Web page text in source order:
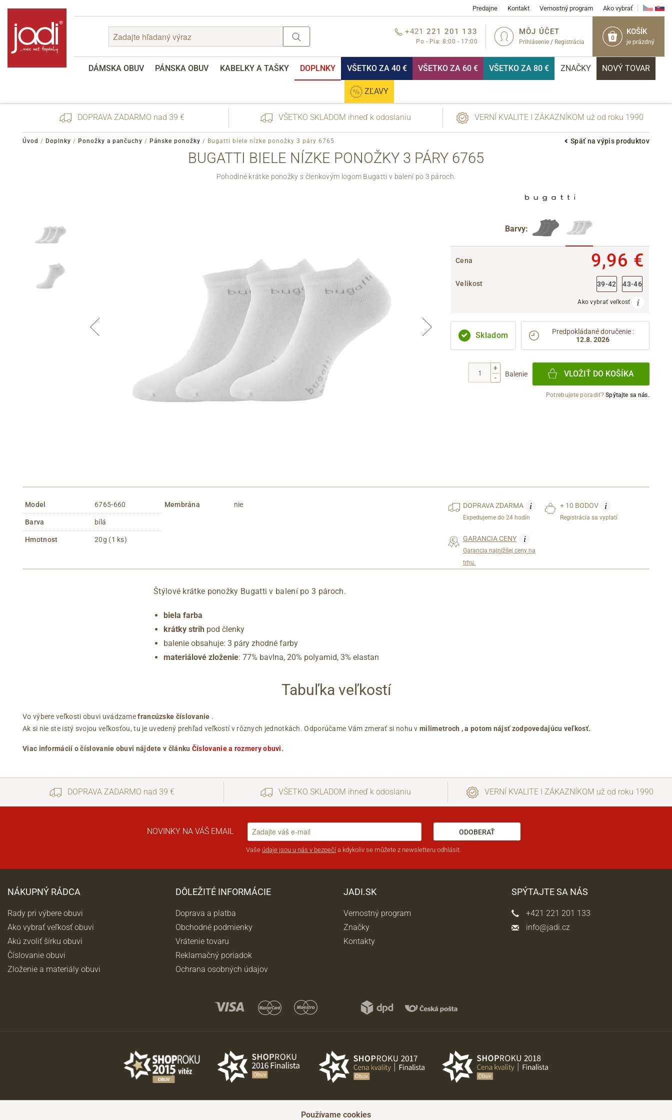
Predajne Kontakt Vernostný program Ako vybrať
0
KOŠÍK
je prázdný
MÔJ ÚČET
Prihlásenie / Registrácia
+421 221 201 133
Po - Pia: 8:00 - 17:00
DÁMSKA OBUV PÁNSKA OBUV KABELKY A TAŠKY DOPLNKY VŠETKO ZA 40 € VŠETKO ZA 60 € VŠETKO ZA 80 € ZNAČKY NOVÝ TOVAR
ZĽAVY
DOPRAVA ZADARMO nad 39 € VŠETKO SKLADOM ihneď k odoslaniu VERNÍ KVALITE I ZÁKAZNÍKOM už od roku 1990
Späť na výpis produktov
Úvod / Doplnky / Ponožky a pančuchy / Pánske ponožky / Bugatti biele nízke ponožky 3 páry 6765
BUGATTI BIELE NÍZKE PONOŽKY 3 PÁRY 6765
Pohodlné krátke ponožky s členkovým logom Bugatti v balení po 3 pároch.
Barvy:
Cena 9,96 €
Velikost 39-42 43-46
Ako vybrať veľkosť
Skladom Predpokládané doručenie :
12.8. 2026
+
-
Balenie VLOŽIŤ DO KOŠÍKA
Potrebujete poradiť?Spýtajte sa nás.
Model 6765-660
Barva bílá
Hmotnost 20g (1 ks)
Membrána nie DOPRAVAZDARMA i
Expedujeme do 24 hodín
+ 10 BODOV i
Registrácia sa vyplatí
GARANCIA CENY i
Garancia najnižšej ceny na
trhu.
Štýlové krátke ponožky Bugatti v balení po 3 pároch.
biela farba
krátky strih pod členky
balenie obsahuje: 3 páry zhodné farby
materiálové zloženie: 77% bavlna, 20% polyamid, 3% elastan
Tabuľka veľkostí
Vo výbere veľkosti obuvi uvádzamefrancúzske číslovanie .
Ak si nie ste istý svojou veľkosťou, tu je uvedený prehľad veľkostí v rôznych jednotkách. Odporúčame Vám zmerať si nohu vmilimetroch , a potom nájsť zodpovedajúcu veľkosť.
Viac informácií o číslovanie obuvi nájdete v článku Číslovanie a rozmery obuvi.
DOPRAVA ZADARMO nad 39 € VŠETKO SKLADOM ihneď k odoslaniu VERNÍ KVALITE I ZÁKAZNÍKOM už od roku 1990
NOVINKY NA VÁŠ EMAIL ODOBERAŤ
Vaše údaje jsou u nás v bezpečí a kdykoliv se můžete z newsletteru odhlásit.
NÁKUPNÝ RÁDCA
Rady pri výbere obuvi
Ako vybrať veľkosť obuvi
Akú zvoliť šírku obuvi
Číslovanie obuvi
Zloženie a materiály obuvi
DÔLEŽITÉ INFORMÁCIE
Doprava a platba
Obchodné podmienky
Vrátenie tovaru
Reklamačný poriadok
Ochrana osobných údajov
JADI.SK
Vernostný program
Značky
Kontakty
SPÝTAJTE SA NÁS
+421 221 201 133
info@jadi.cz
Používame cookies